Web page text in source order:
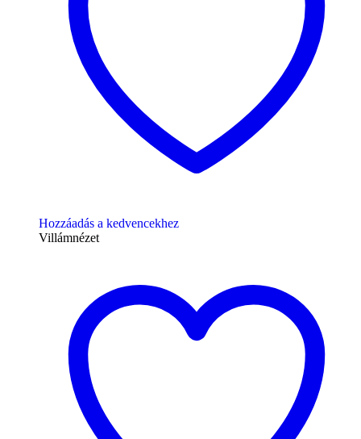
Hozzáadás a kedvencekhez
Villámnézet